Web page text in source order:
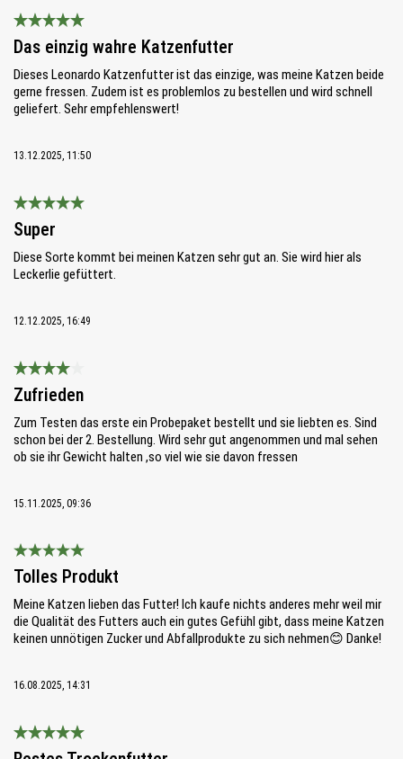
Bewertung mit 5 von 5 Sternen
Das einzig wahre Katzenfutter
Dieses Leonardo Katzenfutter ist das einzige, was meine Katzen beide
gerne fressen. Zudem ist es problemlos zu bestellen und wird schnell
geliefert. Sehr empfehlenswert!
13.12.2025, 11:50
Bewertung mit 5 von 5 Sternen
Super
Diese Sorte kommt bei meinen Katzen sehr gut an. Sie wird hier als
Leckerlie gefüttert.
12.12.2025, 16:49
Zufrieden
Zum Testen das erste ein Probepaket bestellt und sie liebten es. Sind
schon bei der 2. Bestellung. Wird sehr gut angenommen und mal sehen
ob sie ihr Gewicht halten ,so viel wie sie davon fressen
15.11.2025, 09:36
Bewertung mit 5 von 5 Sternen
Tolles Produkt
Meine Katzen lieben das Futter! Ich kaufe nichts anderes mehr weil mir
die Qualität des Futters auch ein gutes Gefühl gibt, dass meine Katzen
keinen unnötigen Zucker und Abfallprodukte zu sich nehmen😊 Danke!
16.08.2025, 14:31
Bewertung mit 5 von 5 Sternen